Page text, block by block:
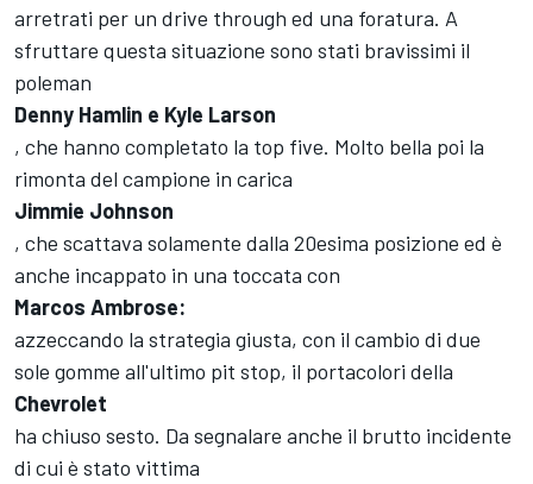
arretrati per un drive through ed una foratura. A
sfruttare questa situazione sono stati bravissimi il
poleman
Denny Hamlin e Kyle Larson
, che hanno completato la top five. Molto bella poi la
rimonta del campione in carica
Jimmie Johnson
, che scattava solamente dalla 20esima posizione ed è
anche incappato in una toccata con
Marcos Ambrose:
azzeccando la strategia giusta, con il cambio di due
sole gomme all'ultimo pit stop, il portacolori della
Chevrolet
ha chiuso sesto. Da segnalare anche il brutto incidente
di cui è stato vittima